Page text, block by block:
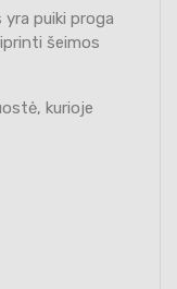
puiki proga
šeimos
kurioje